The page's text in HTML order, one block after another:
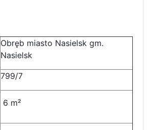
Obręb miasto Nasielsk gm.
Nasielsk
799/7
6 m²